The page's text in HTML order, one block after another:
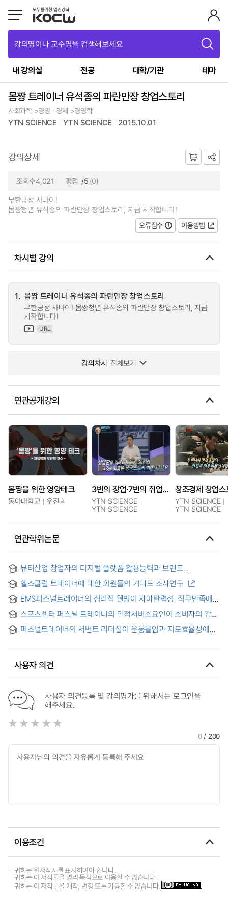
강의명이나 교수명을 검색해보세요
내 강의실 전공 대학/기관 테마
몸짱 트레이너 유석종의 파란만장 창업스토리
사회과학 >경영ㆍ경제 >경영학
YTN SCIENCE YTN SCIENCE 2015.10.01
강의상세
조회수4,021 평점 /5 (0)
무한긍정 사나이!
몸짱청년 유석종의 파란만장 창업스토리, 지금 시작합니다!
오류접수
이용방법
차시별 강의
1. 몸짱 트레이너 유석종의 파란만장 창업스토리
무한긍정 사나이! 몸짱청년 유석종의 파란만장 창업스토리, 지금
시작합니다!
URL
강의차시 전체보기
연관공개강의
몸짱을 위한 영양테크
동아대학교 우진희
3번의 창업·7번의 취업! 파란만장 창업가 양준철 대표
YTN SCIENCE
YTN SCIENCE
창조경제 창업
YTN SCIENCE
YTN SCIENCE
연관학위논문
뷰티산업 창업자의 디지털 플랫폼 활용능력과 브랜드
스토리텔링 역량이 기업가적 효능감, 시장기회지각, 창업의도에
미치는 영향
헬스클럽 트레이너에 대한 회원들의 기대도 조사연구
EMS퍼스널트레이너의 심리적 웰빙이 자아탄력성, 직무만족에
미치는 영향 = Influence of Psychological Well-being of EMS
Personal Trainers on Ego-resiliency and Job Satisfaction
스포츠센터 퍼스널 트레이너의 인적서비스요인이 소비자의 감정
및 충성도에 미치는 영향 = The effect of the consumer
confidence, emotion and loyalty on human service factors
퍼스널트레이너의 서번트 리더십이 운동몰입과 지도효율성에
사용자 의견
사용자 의견등록 및 강의평가를 위해서는 로그인을
해주세요.
0/ 200
이용조건
귀하는 원저작자를 표시하여야 합니다.
귀하는 이 저작물을 영리 목적으로 이용할 수 없습니다.
귀하는 이 저작물을 개작, 변형 또는 가공할 수 없습니다.